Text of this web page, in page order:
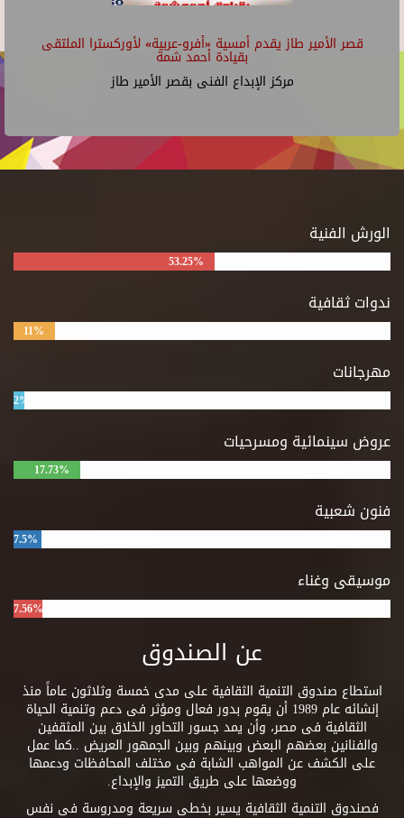
قصر الأمير طاز يقدم أمسية «أفرو-عربية» لأوركسترا الملتقى
بقيادة أحمد شمة
مركز الإبداع الفنى بقصر الأمير طاز
الورش الفنية
53.25%
ندوات ثقافية
11%
مهرجانات
2%
عروض سينمائية ومسرحيات
17.73%
فنون شعبية
7.5%
موسيقى وغناء
7.56%
عن الصندوق
استطاع صندوق التنمية الثقافية على مدى خمسة وثلاثون عاماً منذ
إنشائه عام 1989 أن يقوم بدور فعال ومؤثر فى دعم وتنمية الحياة
الثقافية فى مصر، وأن يمد جسور التحاور الخلاق بين المثقفين
والفنانين بعضهم البعض وبينهم وبين الجمهور العريض ..كما عمل
على الكشف عن المواهب الشابة فى مختلف المحافظات ودعمها
ووضعها على طريق التميز والإبداع.
فصندوق التنمية الثقافية يسير بخطى سريعة ومدروسة فى نفس